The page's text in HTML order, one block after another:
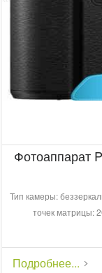
Фотоаппарат
Тип камеры:
точек матрицы:
Подробнее...